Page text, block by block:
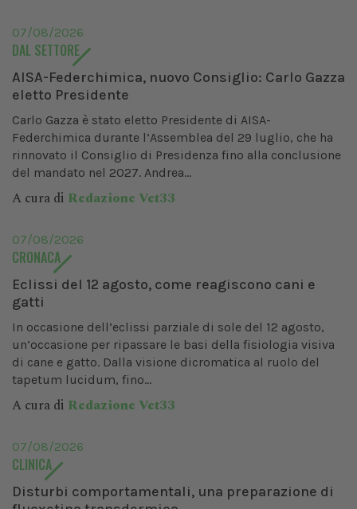
07/08/2026
DAL SETTORE
AISA-Federchimica, nuovo Consiglio: Carlo Gazza
eletto Presidente
Carlo Gazza è stato eletto Presidente di AISA-
Federchimica durante l’Assemblea del 29 luglio, che ha
rinnovato il Consiglio di Presidenza fino alla conclusione
del mandato nel 2027. Andrea...
A cura di Redazione Vet33
07/08/2026
CRONACA
Eclissi del 12 agosto, come reagiscono cani e
gatti
In occasione dell’eclissi parziale di sole del 12 agosto,
un’occasione per ripassare le basi della fisiologia visiva
di cane e gatto. Dalla visione dicromatica al ruolo del
tapetum lucidum, fino...
A cura di Redazione Vet33
07/08/2026
CLINICA
Disturbi comportamentali, una preparazione di